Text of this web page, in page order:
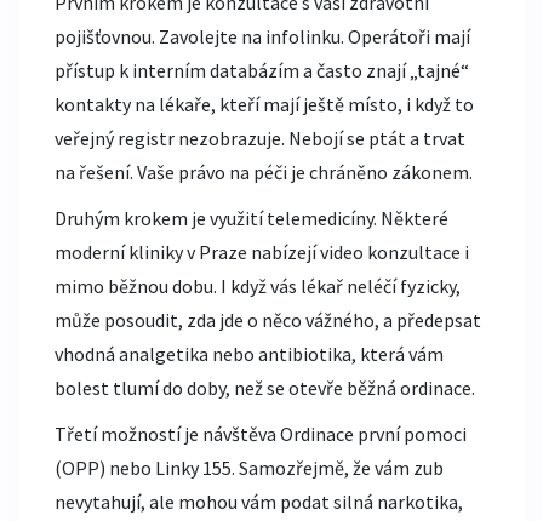
pojišťovnou. Zavolejte na infolinku. Operátoři mají
přístup k interním databázím a často znají „tajné“
kontakty na lékaře, kteří mají ještě místo, i když to
veřejný registr nezobrazuje. Nebojí se ptát a trvat
na řešení. Vaše právo na péči je chráněno zákonem.
Druhým krokem je využití telemedicíny. Některé
moderní kliniky v Praze nabízejí video konzultace i
mimo běžnou dobu. I když vás lékař neléčí fyzicky,
může posoudit, zda jde o něco vážného, a předepsat
vhodná analgetika nebo antibiotika, která vám
bolest tlumí do doby, než se otevře běžná ordinace.
Třetí možností je návštěva Ordinace první pomoci
(OPP) nebo Linky 155. Samozřejmě, že vám zub
nevytahují, ale mohou vám podat silná narkotika,